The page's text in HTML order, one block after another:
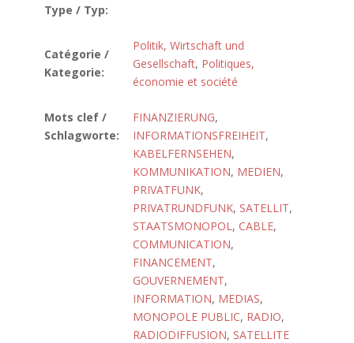
Type / Typ:
Catégorie /
Kategorie:
Politik, Wirtschaft und
Gesellschaft, Politiques,
économie et société
Mots clef /
Schlagworte:
FINANZIERUNG,
INFORMATIONSFREIHEIT,
KABELFERNSEHEN,
KOMMUNIKATION, MEDIEN,
PRIVATFUNK,
PRIVATRUNDFUNK, SATELLIT,
STAATSMONOPOL, CABLE,
COMMUNICATION,
FINANCEMENT,
GOUVERNEMENT,
INFORMATION, MEDIAS,
MONOPOLE PUBLIC, RADIO,
RADIODIFFUSION, SATELLITE